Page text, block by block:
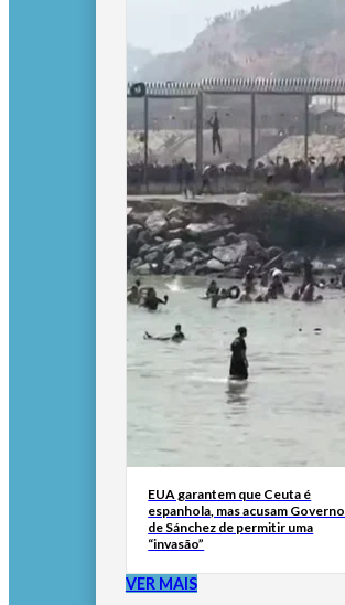
EUA garantem que Ceuta é
espanhola, mas acusam Governo
de Sánchez de permitir uma
“invasão”
VER MAIS